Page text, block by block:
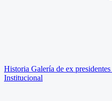
Historia Galería de ex presidentes
Institucional